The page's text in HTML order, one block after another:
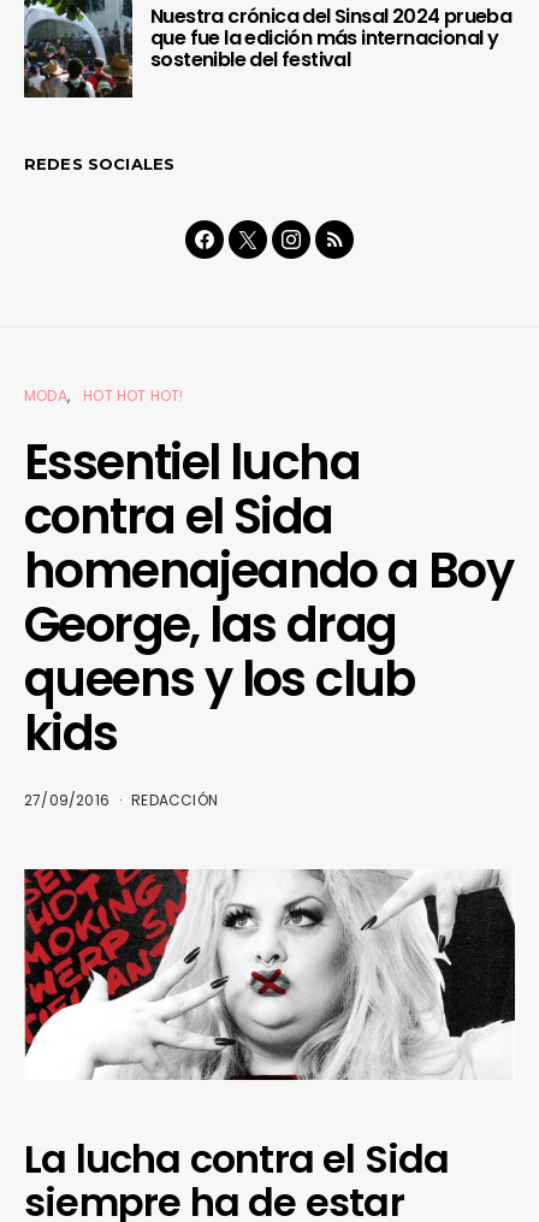
Nuestra crónica del Sinsal 2024 prueba
que fue la edición más internacional y
sostenible del festival
REDES SOCIALES
MODA HOT HOT HOT!
Essentiel lucha
contra el Sida
homenajeando a Boy
George, las drag
queens y los club
kids
27/09/2016 REDACCIÓN
La lucha contra el Sida
siempre ha de estar